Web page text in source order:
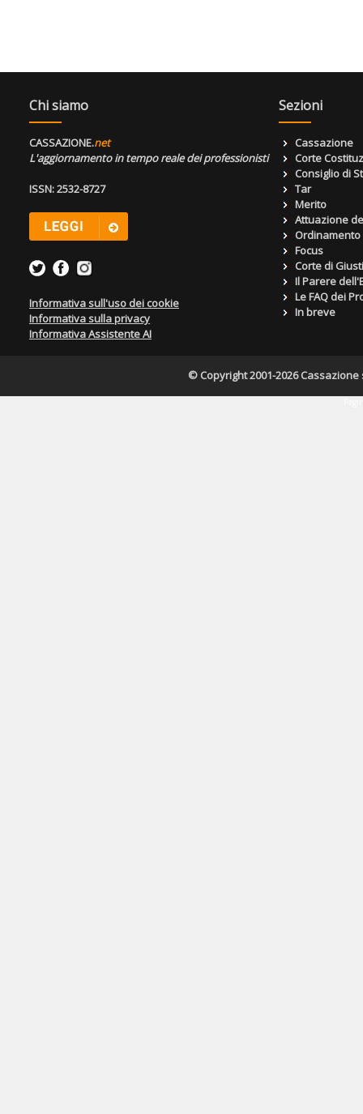
Chi siamo
CASSAZIONE.net
L'aggiornamento in tempo reale dei professionisti
ISSN: 2532-8727
Informativa sull'uso dei cookie
Informativa sulla privacy
Informativa Assistente AI
Sezioni
Cassazione
Corte
Consiglio di
Tar
Merito
Attuazione
Focus
Corte di
Il Parere
Le FAQ dei
In breve
© Copyright 2001-2026 Cassazione